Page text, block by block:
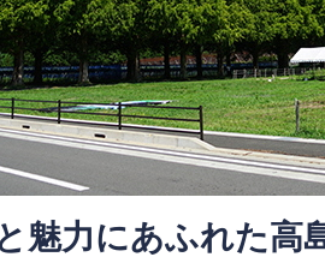
魅力にあふれた高